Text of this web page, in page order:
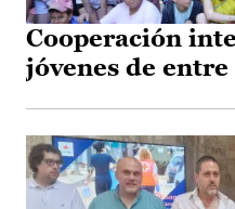
Cooperación
jóvenes de entre